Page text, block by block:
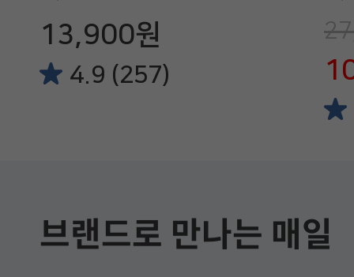
13,900원
4.9 (257)
브랜드로 만나는 매일